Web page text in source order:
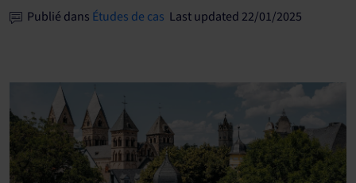
Publié dans Études de cas Last updated 22/01/2025